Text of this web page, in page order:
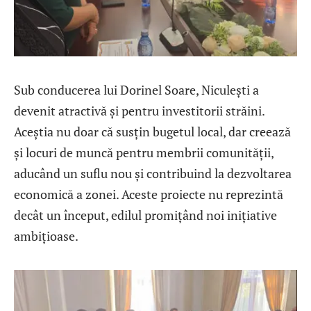
Sub conducerea lui Dorinel Soare, Niculești a
devenit atractivă și pentru investitorii străini.
Aceștia nu doar că susțin bugetul local, dar creează
și locuri de muncă pentru membrii comunității,
aducând un suflu nou și contribuind la dezvoltarea
economică a zonei. Aceste proiecte nu reprezintă
decât un început, edilul promițând noi inițiative
ambițioase.